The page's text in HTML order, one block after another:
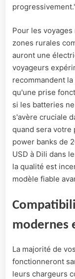
Pour les
zones rurales
auront une
voyageurs
recommandent
qu'une prise
si les batteries
s'avère cruciale
quand sera votre
power banks de
USD à Dili dans
la qualité est
modèle fiable
modernes
La majorité de
fonctionneront
leurs chargeurs